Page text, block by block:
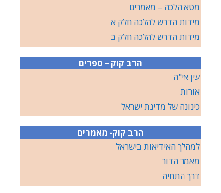
מטא הלכה – מאמרים
מידות הדרש להלכה חלק א
מידות הדרש להלכה חלק ב
הרב קוק – ספרים
עין אי"ה
אורות
כינונה של מדינת ישראל
הרב קוק- מאמרים
למהלך האידיאות בישראל
מאמר הדור
דרך התחיה